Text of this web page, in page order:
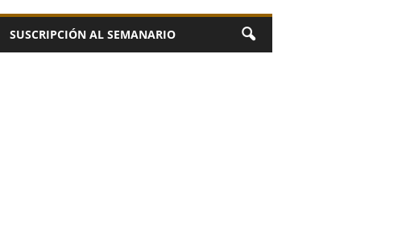
SUSCRIPCIÓN AL SEMANARIO